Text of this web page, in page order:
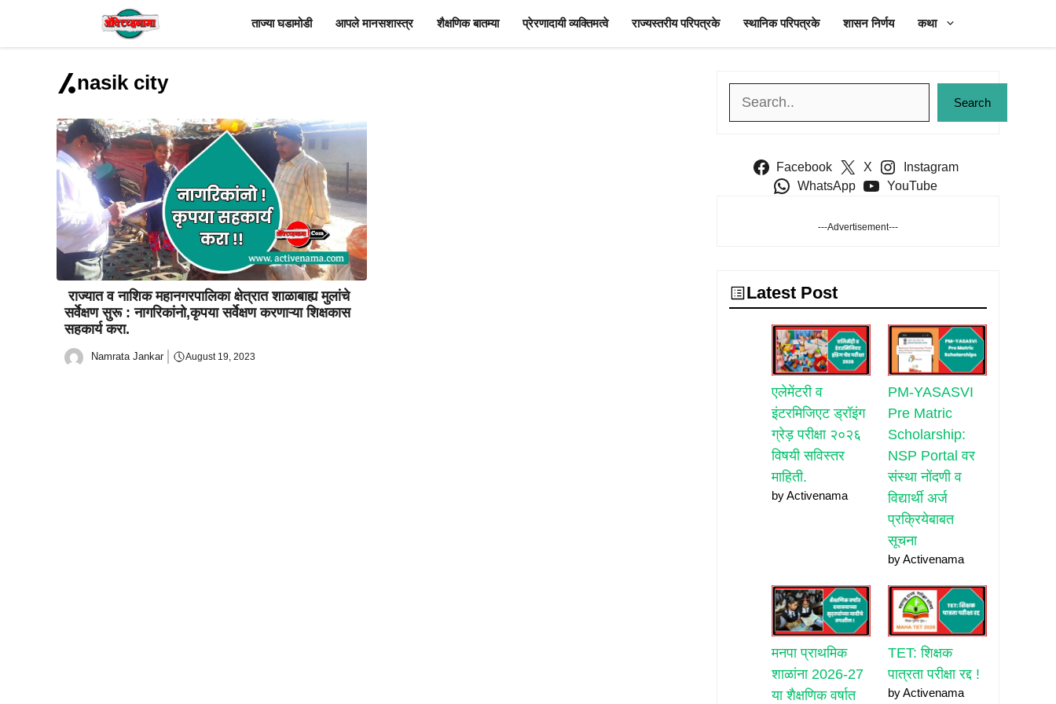
content
ताज्या घडामोडी आपले मानसशास्त्र शैक्षणिक बातम्या प्रेरणादायी व्यक्तिमत्वे राज्यस्तरीय परिपत्रके स्थानिक परिपत्रके शासन निर्णय कथा
nasik city
राज्यात व नाशिक महानगरपालिका क्षेत्रात शाळाबाह्य मुलांचे
सर्वेक्षण सुरू : नागरिकांनो,कृपया सर्वेक्षण करणाऱ्या शिक्षकास
सहकार्य करा.
Namrata Jankar August 19, 2023
Search
Facebook X
Instagram
WhatsApp
YouTube
---Advertisement---
Latest Post
एलेमेंटरी व
इंटरमिजिएट ड्रॉइंग
ग्रेड़ परीक्षा २०२६
विषयी सविस्तर
माहिती.
by Activenama
PM-YASASVI
Pre Matric
Scholarship:
NSP Portal वर
संस्था नोंदणी व
विद्यार्थी अर्ज
प्रक्रियेबाबत
सूचना
by Activenama
मनपा प्राथमिक
शाळांना 2026-27
या शैक्षणिक वर्षात
TET: शिक्षक
पात्रता परीक्षा रद्द !
by Activenama